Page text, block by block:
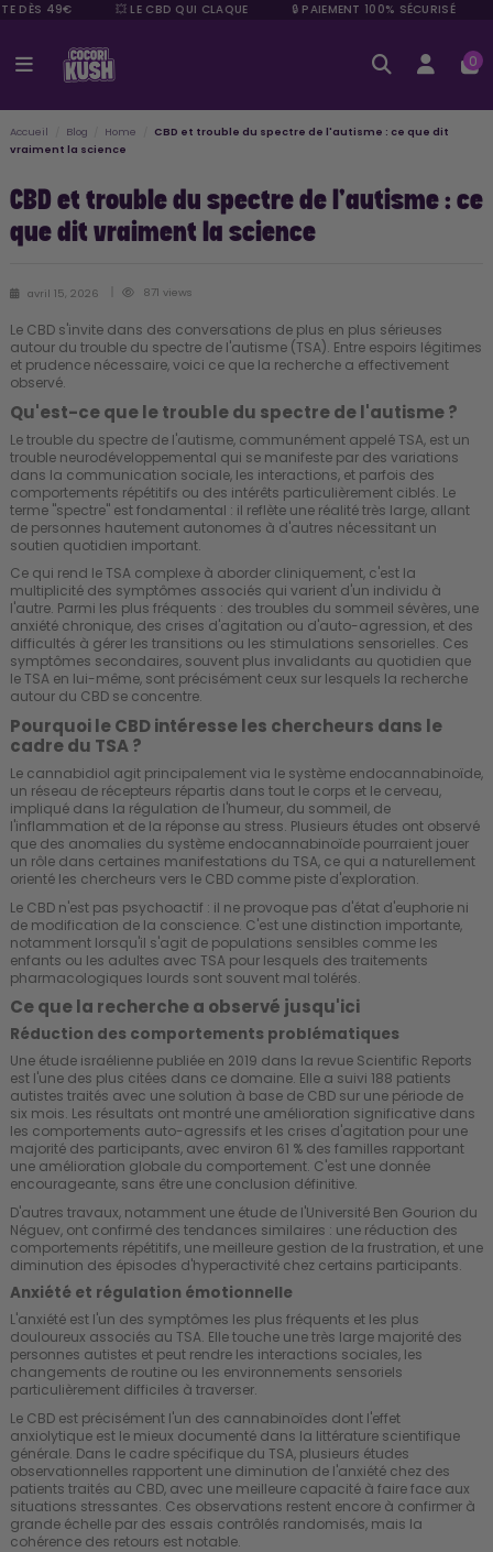
DÈS 49€ 💥 LE CBD QUI CLAQUE 🔒 PAIEMENT 100% SÉCURISÉ
0
Accueil Blog Home
CBD et trouble du spectre de l'autisme : ce que dit
vraiment la science
CBD et trouble du spectre de l'autisme : ce
que dit vraiment la science
avril 15, 2026 871 views
Le CBD s'invite dans des conversations de plus en plus sérieuses
autour du trouble du spectre de l'autisme (TSA). Entre espoirs légitimes
et prudence nécessaire, voici ce que la recherche a effectivement
observé.
Qu'est-ce que le trouble du spectre de l'autisme ?
Le trouble du spectre de l'autisme, communément appelé TSA, est un
trouble neurodéveloppemental qui se manifeste par des variations
dans la communication sociale, les interactions, et parfois des
comportements répétitifs ou des intérêts particulièrement ciblés. Le
terme "spectre" est fondamental : il reflète une réalité très large, allant
de personnes hautement autonomes à d'autres nécessitant un
soutien quotidien important.
Ce qui rend le TSA complexe à aborder cliniquement, c'est la
multiplicité des symptômes associés qui varient d'un individu à
l'autre. Parmi les plus fréquents : des troubles du sommeil sévères, une
anxiété chronique, des crises d'agitation ou d'auto-agression, et des
difficultés à gérer les transitions ou les stimulations sensorielles. Ces
symptômes secondaires, souvent plus invalidants au quotidien que
le TSA en lui-même, sont précisément ceux sur lesquels la recherche
autour du CBD se concentre.
Pourquoi le CBD intéresse les chercheurs dans le
cadre du TSA ?
Le cannabidiol agit principalement via le système endocannabinoïde,
un réseau de récepteurs répartis dans tout le corps et le cerveau,
impliqué dans la régulation de l'humeur, du sommeil, de
l'inflammation et de la réponse au stress. Plusieurs études ont observé
que des anomalies du système endocannabinoïde pourraient jouer
un rôle dans certaines manifestations du TSA, ce qui a naturellement
orienté les chercheurs vers le CBD comme piste d'exploration.
Le CBD n'est pas psychoactif : il ne provoque pas d'état d'euphorie ni
de modification de la conscience. C'est une distinction importante,
notamment lorsqu'il s'agit de populations sensibles comme les
enfants ou les adultes avec TSA pour lesquels des traitements
pharmacologiques lourds sont souvent mal tolérés.
Ce que la recherche a observé jusqu'ici
Réduction des comportements problématiques
Une étude israélienne publiée en 2019 dans la revue Scientific Reports
est l'une des plus citées dans ce domaine. Elle a suivi 188 patients
autistes traités avec une solution à base de CBD sur une période de
six mois. Les résultats ont montré une amélioration significative dans
les comportements auto-agressifs et les crises d'agitation pour une
majorité des participants, avec environ 61 % des familles rapportant
une amélioration globale du comportement. C'est une donnée
encourageante, sans être une conclusion définitive.
D'autres travaux, notamment une étude de l'Université Ben Gourion du
Néguev, ont confirmé des tendances similaires : une réduction des
comportements répétitifs, une meilleure gestion de la frustration, et une
diminution des épisodes d'hyperactivité chez certains participants.
Anxiété et régulation émotionnelle
L'anxiété est l'un des symptômes les plus fréquents et les plus
douloureux associés au TSA. Elle touche une très large majorité des
personnes autistes et peut rendre les interactions sociales, les
changements de routine ou les environnements sensoriels
particulièrement difficiles à traverser.
Le CBD est précisément l'un des cannabinoïdes dont l'effet
anxiolytique est le mieux documenté dans la littérature scientifique
générale. Dans le cadre spécifique du TSA, plusieurs études
observationnelles rapportent une diminution de l'anxiété chez des
patients traités au CBD, avec une meilleure capacité à faire face aux
situations stressantes. Ces observations restent encore à confirmer à
grande échelle par des essais contrôlés randomisés, mais la
cohérence des retours est notable.